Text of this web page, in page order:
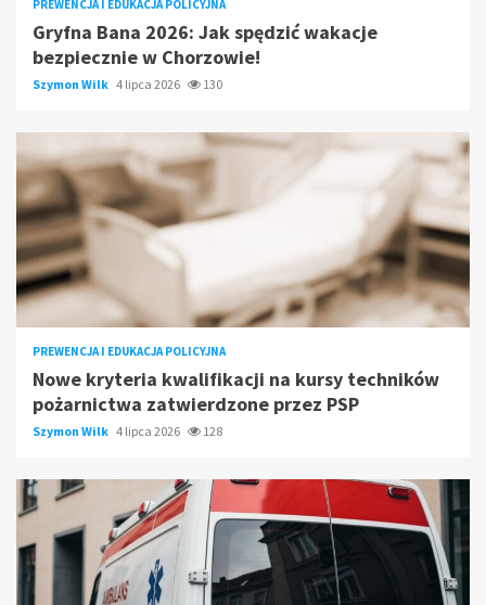
PREWENCJA I EDUKACJA POLICYJNA
Gryfna Bana 2026: Jak spędzić wakacje
bezpiecznie w Chorzowie!
Szymon Wilk 4 lipca 2026 130
PREWENCJA I EDUKACJA POLICYJNA
Nowe kryteria kwalifikacji na kursy techników
pożarnictwa zatwierdzone przez PSP
Szymon Wilk 4 lipca 2026 128